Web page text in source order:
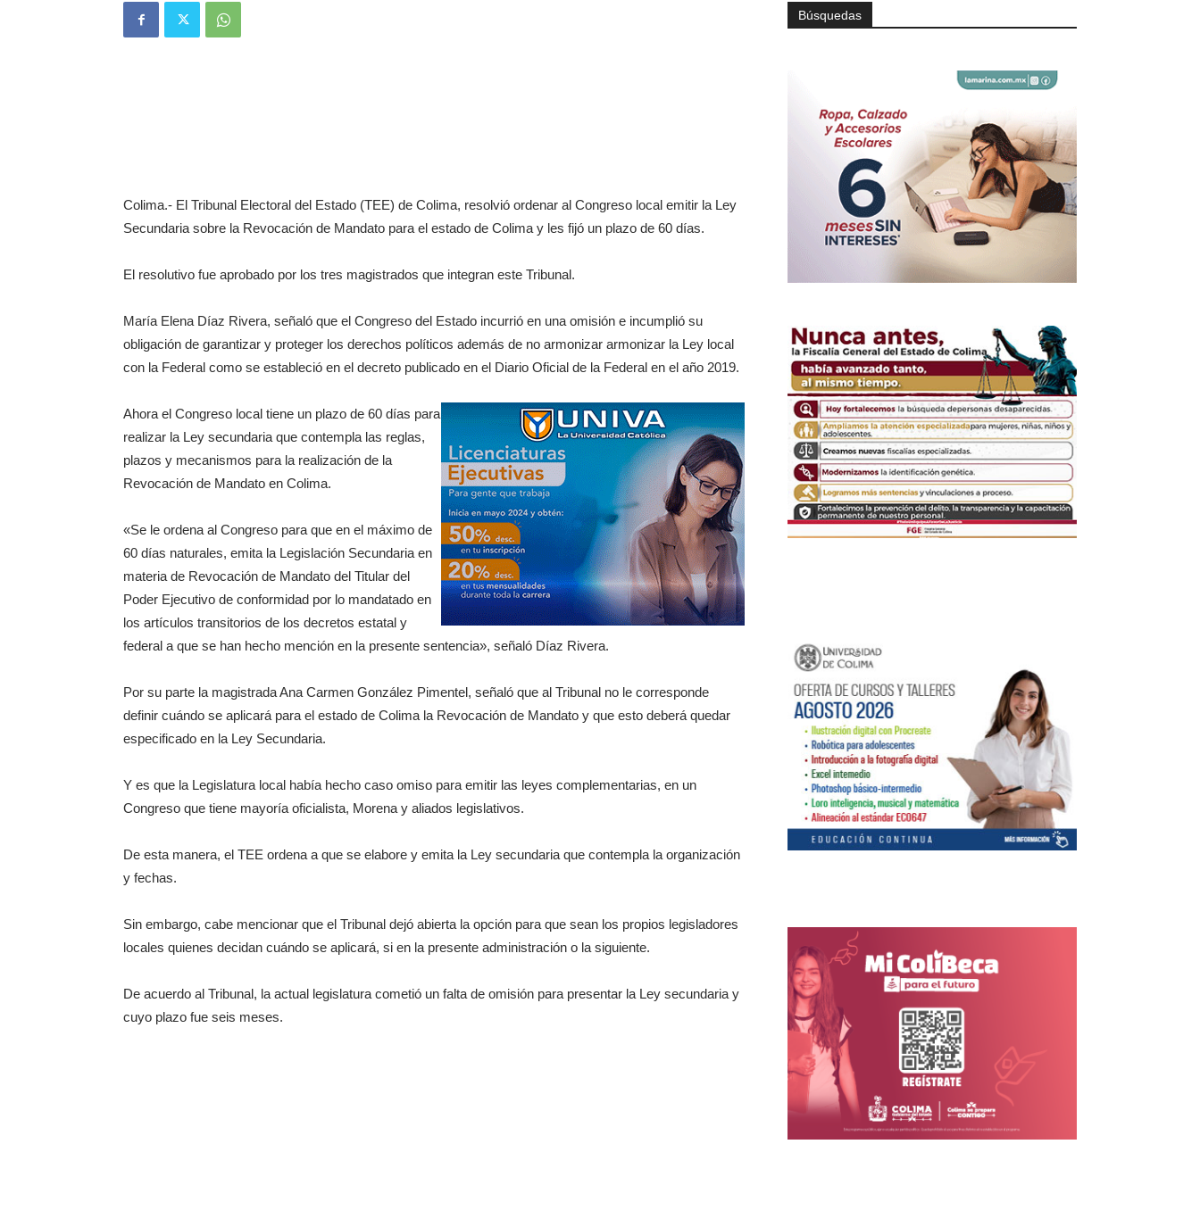
Colima.- El Tribunal Electoral del Estado (TEE) de Colima, resolvió ordenar al Congreso local emitir la Ley
Secundaria sobre la Revocación de Mandato para el estado de Colima y les fijó un plazo de 60 días.
El resolutivo fue aprobado por los tres magistrados que integran este Tribunal.
María Elena Díaz Rivera, señaló que el Congreso del Estado incurrió en una omisión e incumplió su
obligación de garantizar y proteger los derechos políticos además de no armonizar armonizar la Ley local
con la Federal como se estableció en el decreto publicado en el Diario Oficial de la Federal en el año 2019.
Ahora el Congreso local tiene un plazo de 60 días para
realizar la Ley secundaria que contempla las reglas,
plazos y mecanismos para la realización de la
Revocación de Mandato en Colima.
«Se le ordena al Congreso para que en el máximo de
60 días naturales, emita la Legislación Secundaria en
materia de Revocación de Mandato del Titular del
Poder Ejecutivo de conformidad por lo mandatado en
los artículos transitorios de los decretos estatal y
federal a que se han hecho mención en la presente sentencia», señaló Díaz Rivera.
Por su parte la magistrada Ana Carmen González Pimentel, señaló que al Tribunal no le corresponde
definir cuándo se aplicará para el estado de Colima la Revocación de Mandato y que esto deberá quedar
especificado en la Ley Secundaria.
Y es que la Legislatura local había hecho caso omiso para emitir las leyes complementarias, en un
Congreso que tiene mayoría oficialista, Morena y aliados legislativos.
De esta manera, el TEE ordena a que se elabore y emita la Ley secundaria que contempla la organización
y fechas.
Sin embargo, cabe mencionar que el Tribunal dejó abierta la opción para que sean los propios legisladores
locales quienes decidan cuándo se aplicará, si en la presente administración o la siguiente.
De acuerdo al Tribunal, la actual legislatura cometió un falta de omisión para presentar la Ley secundaria y
cuyo plazo fue seis meses.
Búsquedas